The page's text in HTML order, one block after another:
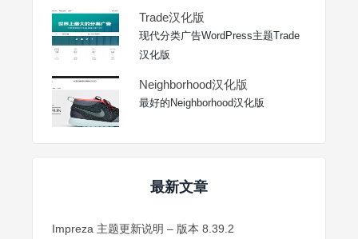
Trade汉化版
现代分类广告WordPress主题Trade
汉化版
Neighborhood汉化版
最好的Neighborhood汉化版
最新文章
Impreza 主题更新说明 – 版本 8.39.2